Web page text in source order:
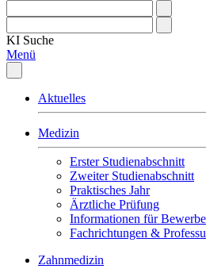
KI Suche
Menü
Aktuelles
Medizin
Erster Studienabschnitt
Zweiter Studienabschnitt
Praktisches Jahr
Ärztliche Prüfung
Informationen für
Fachrichtungen &
Zahnmedizin